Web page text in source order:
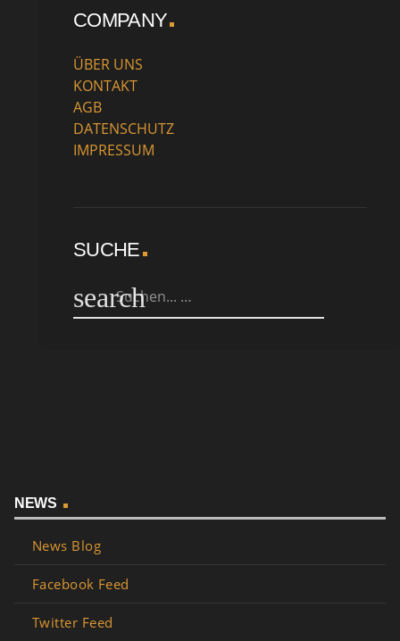
COMPANY
ÜBER UNS
KONTAKT
AGB
DATENSCHUTZ
IMPRESSUM
SUCHE
search
NEWS
News Blog
Facebook Feed
Twitter Feed